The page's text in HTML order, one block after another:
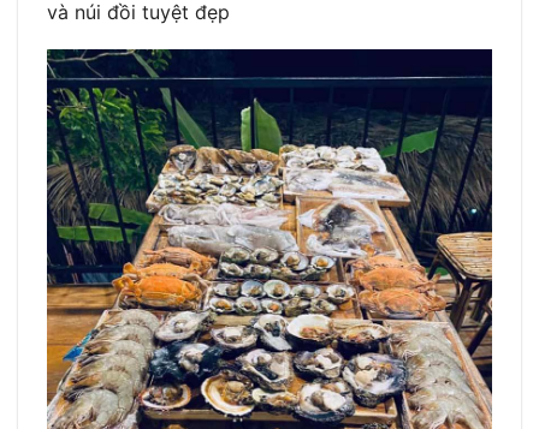
và núi đồi tuyệt đẹp